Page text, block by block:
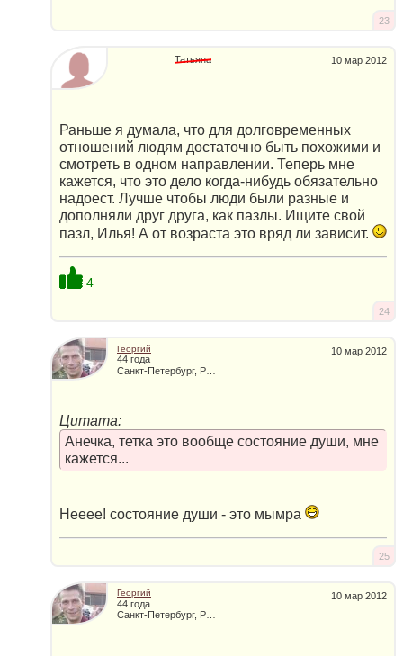
23
10 мар 2012
Татьяна
Раньше я думала, что для долговременных
отношений людям достаточно быть похожими и
смотреть в одном направлении. Теперь мне
кажется, что это дело когда-нибудь обязательно
надоест. Лучше чтобы люди были разные и
дополняли друг друга, как пазлы. Ищите свой
пазл, Илья! А от возраста это вряд ли зависит.
4
24
10 мар 2012
Георгий
44 года
Цитата:
Анечка, тетка это вообще состояние души, мне
кажется...
Нееее! состояние души - это мымра
25
10 мар 2012
Георгий
44 года